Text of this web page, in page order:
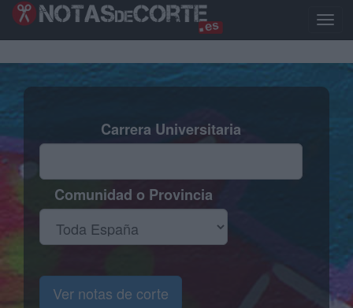
Pasar
Toggle
Carrera Universitaria
Comunidad o Provincia
Ver notas de corte